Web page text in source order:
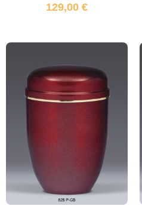
129,00 €